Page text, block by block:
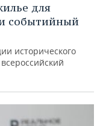
для
событийный
исторического